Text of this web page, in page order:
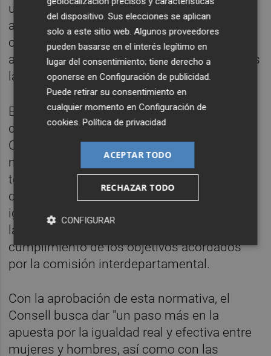
una vicepresidencia y varias vocalías
asignadas a representantes de las distintas
consellerias, de forma que se garantice "una
actuación transversal y coordinada" en todas
las áreas de la Generalitat.
El decreto contempla la creación, en el seno
de la Comisión Interdepartamental, de la
Comisión Técnica para la Igualdad entre la
misma será prestar apoyo y asesoramiento
técnico para la consecución de los objetivos
que marca la normativa en materia de
igualdad, además de impulsar y coordinar
las actuaciones destinadas a lograr el
cumplimiento de los objetivos acordados
por la comisión interdepartamental.
Con la aprobación de esta normativa, el
Consell busca dar "un paso más en la
apuesta por la igualdad real y efectiva entre
mujeres y hombres, así como con las
del dispositivo. Sus elecciones se aplican
solo a este sitio web. Algunos proveedores
pueden basarse en el interés legítimo en
lugar del consentimiento; tiene derecho a
oponerse enConfiguración de publicidad
Puede retirar su consentimiento en
cualquier momento enConfiguración de
cookies .Política de privacidad
ACEPTAR TODO
RECHAZAR TODO
CONFIGURAR